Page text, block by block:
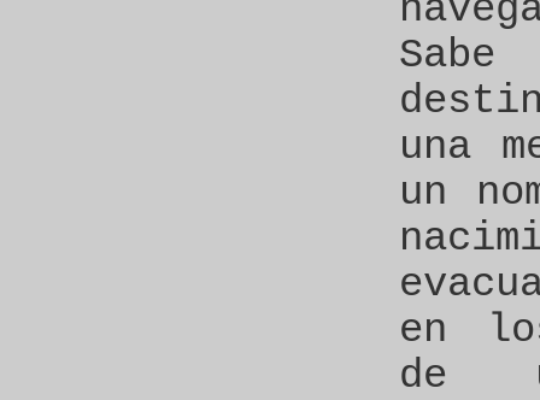
una
un
en
de